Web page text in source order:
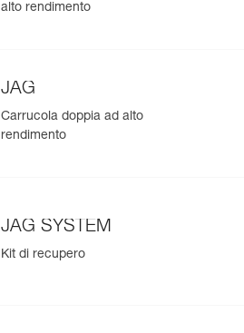
alto rendimento
JAG
Carrucola doppia ad alto
rendimento
JAG SYSTEM
Kit di recupero